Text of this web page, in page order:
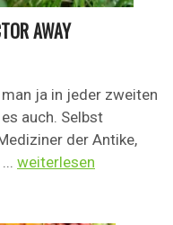
AWAY
ja in jeder zweiten
auch. Selbst
der Antike,
weiterlesen